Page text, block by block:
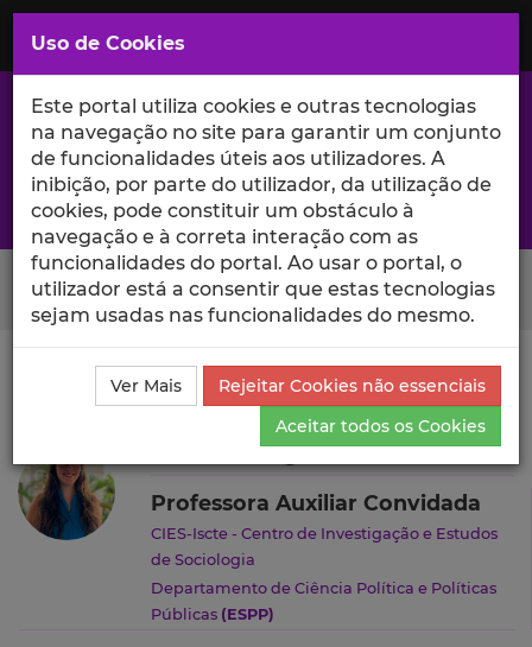
Saltar
para
Conteúdo
Principal
A excelência da investigação e ciência no Iscte
Search Button
Ciência_Iscte Autores
Marcia Rangel Candido
Currículo
Marcia Rangel Candido
Professora Auxiliar Convidada
CIES-Iscte - Centro de Investigação e Estudos
de Sociologia
Departamento de Ciência Política e Políticas
Públicas (ESPP)
Uso de Cookies
Este portal utiliza cookies e outras tecnologias
na navegação no site para garantir um conjunto
de funcionalidades úteis aos utilizadores. A
inibição, por parte do utilizador, da utilização de
cookies, pode constituir um obstáculo à
navegação e à correta interação com as
funcionalidades do portal. Ao usar o portal, o
utilizador está a consentir que estas tecnologias
sejam usadas nas funcionalidades do mesmo.
Ver Mais
Rejeitar Cookies não essenciais
Aceitar todos os Cookies